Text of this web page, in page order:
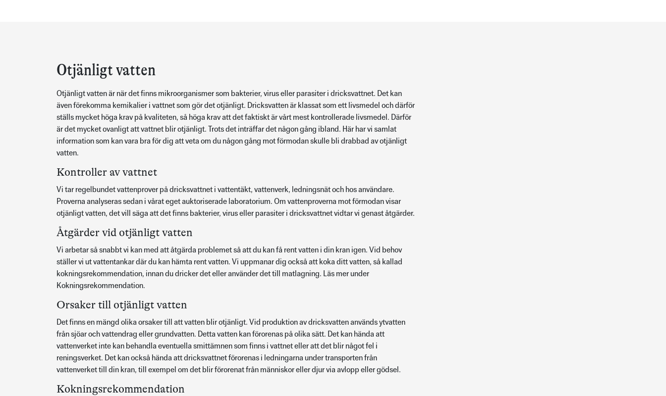
Otjänligt vatten
Otjänligt vatten är när det finns mikroorganismer som bakterier, virus eller parasiter i dricksvattnet. Det kan
även förekomma kemikalier i vattnet som gör det otjänligt. Dricksvatten är klassat som ett livsmedel och därför
ställs mycket höga krav på kvaliteten, så höga krav att det faktiskt är vårt mest kontrollerade livsmedel. Därför
är det mycket ovanligt att vattnet blir otjänligt. Trots det inträffar det någon gång ibland. Här har vi samlat
information som kan vara bra för dig att veta om du någon gång mot förmodan skulle bli drabbad av otjänligt
vatten.
Kontroller av vattnet
Vi tar regelbundet vattenprover på dricksvattnet i vattentäkt, vattenverk, ledningsnät och hos användare.
Proverna analyseras sedan i vårat eget auktoriserade laboratorium. Om vattenproverna mot förmodan visar
otjänligt vatten, det vill säga att det finns bakterier, virus eller parasiter i dricksvattnet vidtar vi genast åtgärder.
Åtgärder vid otjänligt vatten
Vi arbetar så snabbt vi kan med att åtgärda problemet så att du kan få rent vatten i din kran igen. Vid behov
ställer vi ut vattentankar där du kan hämta rent vatten. Vi uppmanar dig också att koka ditt vatten, så kallad
kokningsrekommendation, innan du dricker det eller använder det till matlagning. Läs mer under
Kokningsrekommendation.
Orsaker till otjänligt vatten
Det finns en mängd olika orsaker till att vatten blir otjänligt. Vid produktion av dricksvatten används ytvatten
från sjöar och vattendrag eller grundvatten. Detta vatten kan förorenas på olika sätt. Det kan hända att
vattenverket inte kan behandla eventuella smittämnen som finns i vattnet eller att det blir något fel i
reningsverket. Det kan också hända att dricksvattnet förorenas i ledningarna under transporten från
vattenverket till din kran, till exempel om det blir förorenat från människor eller djur via avlopp eller gödsel.
Kokningsrekommendation